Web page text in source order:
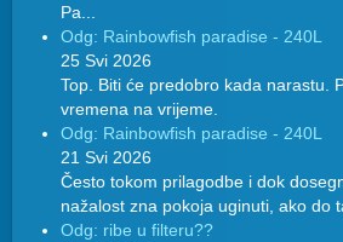
Pa...
Odg: Rainbowfish paradise - 240L
25 Svi 2026
Top. Biti će predobro kada narastu.
vremena na vrijeme.
Odg: Rainbowfish paradise - 240L
21 Svi 2026
Često tokom prilagodbe i dok
nažalost zna pokoja uginuti, ako do
Odg: ribe u filteru??